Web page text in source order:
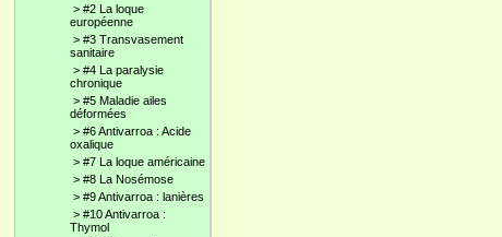
> #2 La loque
européenne
> #3 Transvasement
sanitaire
> #4 La paralysie
chronique
> #5 Maladie ailes
déformées
> #6 Antivarroa : Acide
oxalique
> #7 La loque américaine
> #8 La Nosémose
> #9 Antivarroa : lanières
> #10 Antivarroa :
Thymol